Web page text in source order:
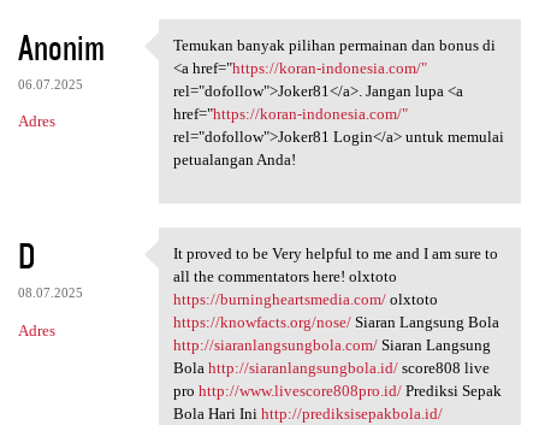
Anonim
06.07.2025
Adres
Temukan banyak pilihan
Temukan banyak pilihan permainan dan bonus di
<a href="https://koran-indonesia.com/"
rel="dofollow">Joker81</a>. Jangan lupa <a
href="https://koran-indonesia.com/"
rel="dofollow">Joker81 Login</a> untuk memulai
petualangan Anda!
D
08.07.2025
Adres
It proved to be Very helpful
It proved to be Very helpful to me and I am sure to
all the commentators here! olxtoto
https://burningheartsmedia.com/olxtoto
https://knowfacts.org/nose/Siaran Langsung Bola
http://siaranlangsungbola.com/Siaran Langsung
Bola http://siaranlangsungbola.id/score808 live
pro http://www.livescore808pro.id/Prediksi Sepak
Bola Hari Ini http://prediksisepakbola.id/